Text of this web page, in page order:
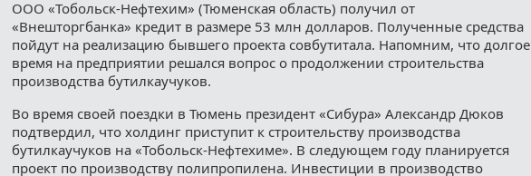
ООО «Тобольск-Нефтехим» (Тюменская область) получил от
«Внешторгбанка» кредит в размере 53 млн долларов. Полученные средства
пойдут на реализацию бывшего проекта совбутитала. Напомним, что долгое
время на предприятии решался вопрос о продолжении строительства
производства бутилкаучуков.
Во время своей поездки в Тюмень президент «Сибура» Александр Дюков
подтвердил, что холдинг приступит к строительству производства
бутилкаучуков на «Тобольск-Нефтехиме». В следующем году планируется
проект по производству полипропилена. Инвестиции в производство